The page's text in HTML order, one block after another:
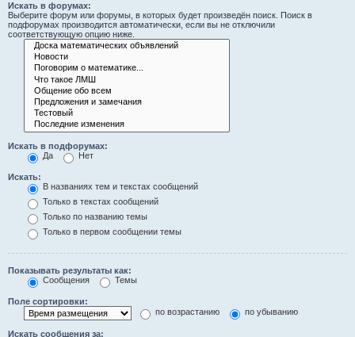
Искать в форумах:
Выберите форум или форумы, в которых будет произведён поиск. Поиск в
подфорумах производится автоматически, если вы не отключили
соответствующую опцию ниже.
Искать в подфорумах:
Да
Нет
Искать:
В названиях тем и текстах сообщений
Только в текстах сообщений
Только по названию темы
Только в первом сообщении темы
Показывать результаты как:
Сообщения
Темы
Поле сортировки:
по возрастанию
по убыванию
Искать сообщения за: